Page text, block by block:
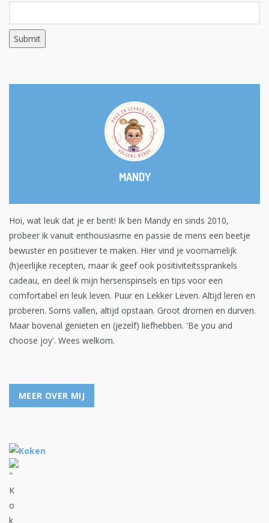
MANDY
Hoi, wat leuk dat je er bent! Ik ben Mandy en sinds 2010,
probeer ik vanuit enthousiasme en passie de mens een beetje
bewuster en positiever te maken. Hier vind je voornamelijk
(h)eerlijke recepten, maar ik geef ook positiviteitssprankels
cadeau, en deel ik mijn hersenspinsels en tips voor een
comfortabel en leuk leven. Puur en Lekker Leven. Altijd leren en
proberen. Soms vallen, altijd opstaan. Groot dromen en durven.
Maar bovenal genieten en (jezelf) liefhebben. 'Be you and
choose joy'. Wees welkom.
MEER OVER MIJ